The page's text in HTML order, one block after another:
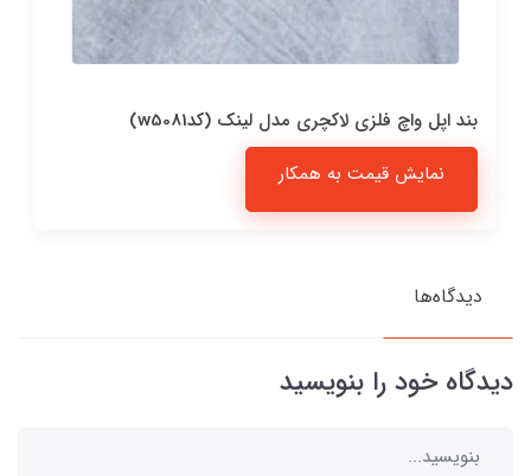
بند اپل واچ فلزی لاکچری مدل لینک (کدw5081)
نمایش قیمت به همکار
دیدگاه‌ها
دیدگاه خود را بنویسید